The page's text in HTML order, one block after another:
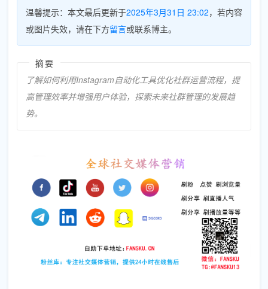
温馨提示：本文最后更新于2025年3月31日 23:02，若内容
或图片失效，请在下方留言或联系博主。
摘要
了解如何利用Instagram自动化工具优化社群运营流程，提
高管理效率并增强用户体验，探索未来社群管理的发展趋
势。